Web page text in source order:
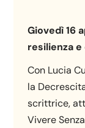
Giovedì 16
resilienza
Con Lucia
la
scrittrice,
Vivere